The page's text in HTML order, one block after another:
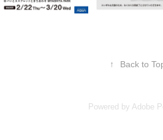
↑ Back to
Powered by Adobe